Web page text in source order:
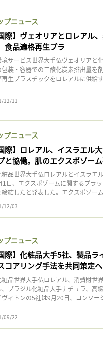
プニュース
国際】ヴェオリアとロレアル
食品適格再生プラ
サービス世界大手仏ヴェオリアと
包装・容器での二酸化炭素排出量を
再生プラスチックをロレアルに供
12/11
プニュース
国際】ロレアル、イスラエル
と協働。肌のエクスポゾー
品世界大手仏ロレアルとイスラエ
1日、エクスポゾームに関するプラ
締結したと発表した。エクスポゾー
12/03
プニュース
国際】化粧品大手5社、製品
コアリング手法を共同策定へ
品世界大手仏ロレアル、消費財世
、ブラジル化粧品大手ナチュラ、高
ヴィトンの5社は9月20日、コンソー
09/22